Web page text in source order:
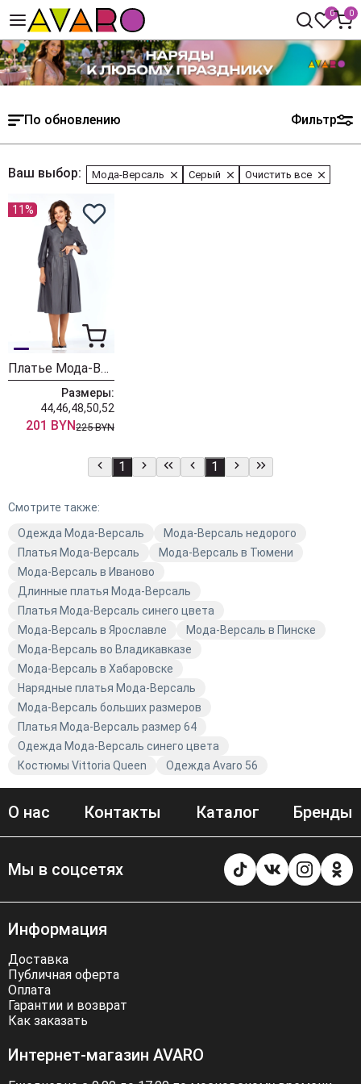
0 0
По обновлению Фильтр
Ваш выбор: Мода-Версаль Серый Очистить все
11%
Платье Мода-Версаль 2564 графит
Размеры:
44,46,48,50,52
201 BYN225 BYN
1 1
Смотрите также:
Одежда Мода-Версаль
Мода-Версаль недорого
Платья Мода-Версаль
Мода-Версаль в Тюмени
Мода-Версаль в Иваново
Длинные платья Мода-Версаль
Платья Мода-Версаль синего цвета
Мода-Версаль в Ярославле
Мода-Версаль в Пинске
Мода-Версаль во Владикавказе
Мода-Версаль в Хабаровске
Нарядные платья Мода-Версаль
Мода-Версаль больших размеров
Платья Мода-Версаль размер 64
Одежда Мода-Версаль синего цвета
Костюмы Vittoria Queen
Одежда Avaro 56
О нас Контакты Каталог Бренды
Мы в соцсетях
Информация
Доставка
Публичная оферта
Оплата
Гарантии и возврат
Как заказать
Интернет-магазин AVARO